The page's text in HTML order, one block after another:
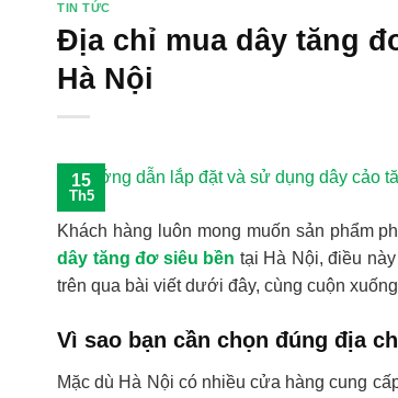
TIN TỨC
Địa chỉ mua dây tăng
Hà Nội
15
Th5
Khách hàng luôn mong muốn sản phẩm
dây tăng đơ siêu bền tại Hà Nội, điều
trên qua bài viết dưới đây, cùng cuộn
Vì sao bạn cần chọn đúng địa
Mặc dù Hà Nội có nhiều cửa hàng cung